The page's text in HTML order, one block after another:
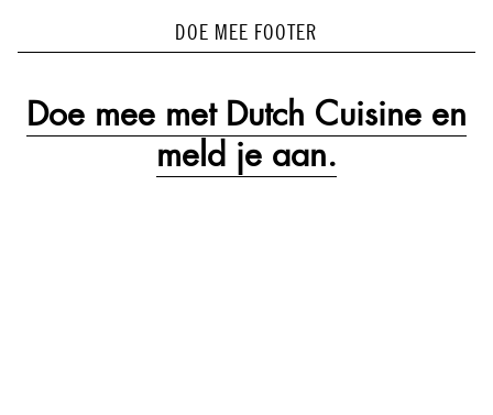
DOE MEE FOOTER
Doe mee met Dutch Cuisine en
meld je aan.